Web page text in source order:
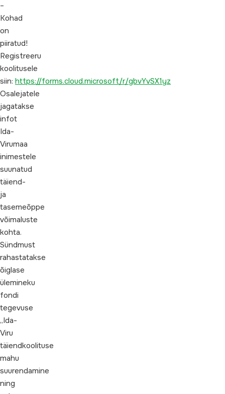
–
Kohad
on
piiratud!
Registreeru
koolitusele
siin: https://forms.cloud.microsoft/r/gbvYvSX1yz
Osalejatele
jagatakse
infot
Ida-
Virumaa
inimestele
suunatud
täiend-
ja
tasemeõppe
võimaluste
kohta.
Sündmust
rahastatakse
õiglase
ülemineku
fondi
tegevuse
„Ida-
Viru
täiendkoolituse
mahu
suurendamine
ning